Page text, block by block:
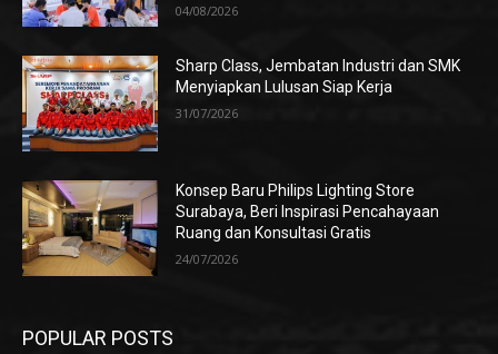
04/08/2026
Sharp Class, Jembatan Industri dan SMK
Menyiapkan Lulusan Siap Kerja
31/07/2026
Konsep Baru Philips Lighting Store
Surabaya, Beri Inspirasi Pencahayaan
Ruang dan Konsultasi Gratis
24/07/2026
POPULAR POSTS